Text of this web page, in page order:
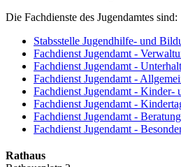
Die Fachdienste des Jugendamtes sind:
Stabsstelle Jugendhilfe- und
Fachdienst Jugendamt -
Fachdienst Jugendamt -
Fachdienst Jugendamt -
Fachdienst Jugendamt - Kinder-
Fachdienst Jugendamt -
Fachdienst Jugendamt -
Fachdienst Jugendamt -
Rathaus